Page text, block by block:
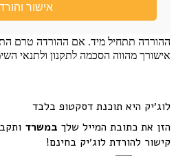
אישור
ההורדה תתחיל מיד. אם ההורדה טרם
אישורך מהווה הסכמה לתקנון ולתנאי
לוג׳יק היא תוכנת דסקטופ בלבד
הזן את כתובת המייל שלך במשרד
קישור להורדת לוג׳יק בחינם!